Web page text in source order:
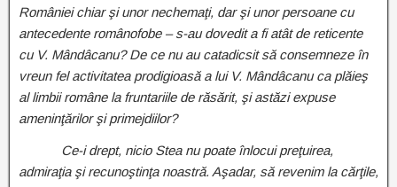
României chiar şi unor nechemaţi, dar şi unor persoane cu
antecedente românofobe – s-au dovedit a fi atât de reticente
cu V. Mândâcanu? De ce nu au catadicsit să consemneze în
vreun fel activitatea prodigioasă a lui V. Mândâcanu ca plăieş
al limbii române la fruntariile de răsărit, şi astăzi expuse
ameninţărilor şi primejdiilor?
Ce-i drept, nicio Stea nu poate înlocui preţuirea,
admiraţia şi recunoştinţa noastră. Aşadar, să revenim la cărţile,